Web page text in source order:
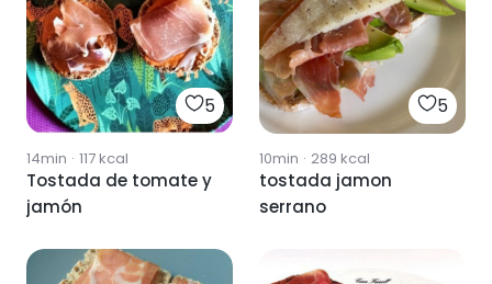
5
14min · 117kcal
Tostada de tomate y
jamón
5
10min · 289 kcal
tostada jamon
serrano